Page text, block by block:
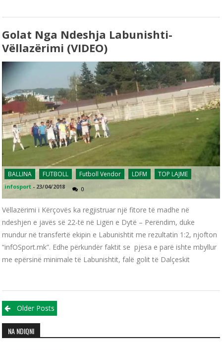
Golat Nga Ndeshja Labunishti-
Vëllazërimi (VIDEO)
BALLINA FUTBOLL Futboll Vendor LDFM TOP LAJME
infosport - 23/04/2018 0
Vëllazërimi i Kërçovës ka regjistruar një fitore të madhe në
ndeshjen e javës së 22-të në Ligën e Dytë – Perëndim, duke
mundur në transfertë ekipin e Labunishtit me rezultatin 1:2, njofton
“infOSport.mk”. Edhe përkundër faktit se pjesa e parë ishte mbyllur
me epërsinë minimale të Labunishtit, falë golit të Dalçeskit
Posts navigation
Older Posts
NA NDIQNI